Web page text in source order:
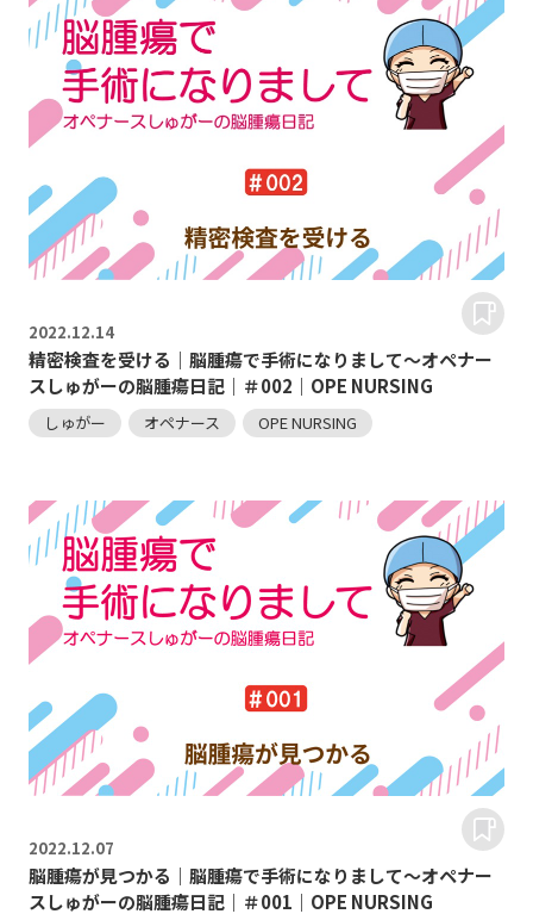
2022.12.14
精密検査を受ける｜脳腫瘍で手術になりまして～オペナー
スしゅがーの脳腫瘍日記｜＃002｜OPE NURSING
しゅがー オペナース OPE NURSING
2022.12.07
脳腫瘍が見つかる｜脳腫瘍で手術になりまして～オペナー
スしゅがーの脳腫瘍日記｜＃001｜OPE NURSING